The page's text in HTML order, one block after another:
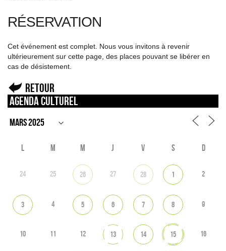
RÉSERVATION
Cet événement est complet. Nous vous invitons à revenir
ultérieurement sur cette page, des places pouvant se libérer en
cas de désistement.
Retour
Agenda culturel
L M M J V S D
24 25 26 27 28 1 2
3 4 5 6 7 8 9
10 11 12 13 14 15 16